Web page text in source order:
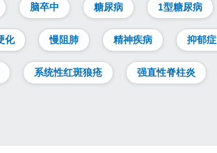
脑卒中 糖尿病 1型糖尿病
化 慢阻肺 精神疾病 抑郁症
系统性红斑狼疮 强直性脊柱炎